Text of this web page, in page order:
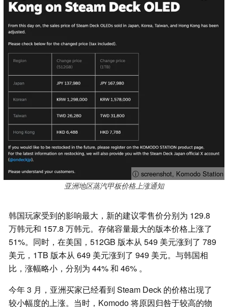
ⓘ screenshot, Komodo Station
亚洲地区蒸汽甲板价格上涨通知
韩国玩家受到的影响最大，新的建议零售价分别为 129.8
万韩元和 157.8 万韩元。存储容量最大的版本价格上涨了
51%。同时，在美国，512GB 版本从 549 美元涨到了 789
美元，1TB 版本从 649 美元涨到了 949 美元。与韩国相
比，涨幅略小，分别为 44% 和 46% 。
今年 3 月，亚洲买家已经看到 Steam Deck 的价格出现了
较小幅度的上涨。当时，Komodo 将原因归咎于较高的物